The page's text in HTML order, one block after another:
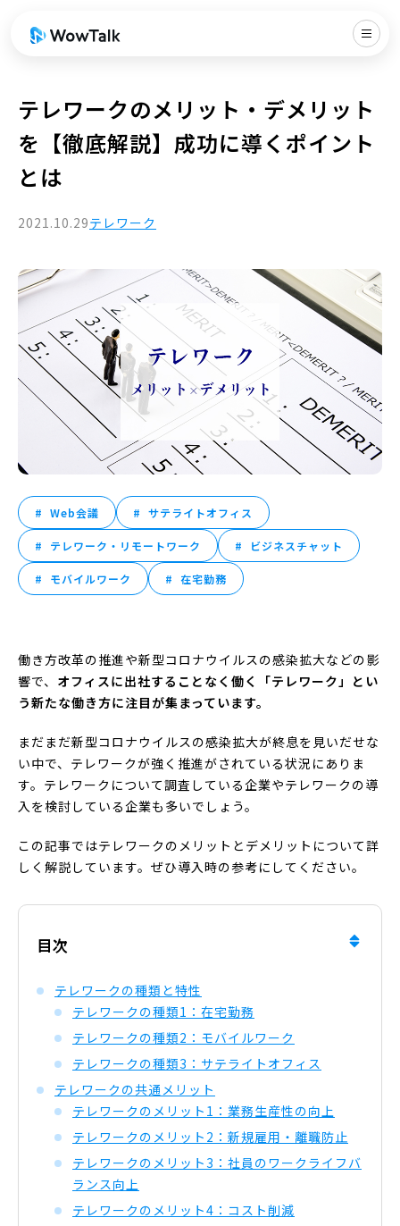
テレワークのメリット・デメリット
を【徹底解説】成功に導くポイント
とは
2021.10.29テレワーク
Web会議 サテライトオフィス
テレワーク・リモートワーク ビジネスチャット
モバイルワーク 在宅勤務
働き方改革の推進や新型コロナウイルスの感染拡大などの影
響で、 オフィスに出社することなく働く「テレワーク」とい
う新たな働き方に注目が集まっています。
まだまだ新型コロナウイルスの感染拡大が終息を見いだせな
い中で、テレワークが強く推進がされている状況にありま
す。テレワークについて調査している企業やテレワークの導
入を検討している企業も多いでしょう。
この記事ではテレワークのメリットとデメリットについて詳
しく解説しています。ぜひ導入時の参考にしてください。
目次
テレワークの種類と特性
テレワークの種類1：在宅勤務
テレワークの種類2：モバイルワーク
テレワークの種類3：サテライトオフィス
テレワークの共通メリット
テレワークのメリット1：業務生産性の向上
テレワークのメリット2：新規雇用・離職防止
テレワークのメリット3：社員のワークライフバ
ランス向上
テレワークのメリット4：コスト削減